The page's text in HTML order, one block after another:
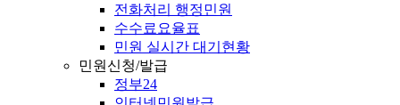
전화처리 행정민원
수수료요율표
민원 실시간 대기현황
민원신청/발급
정부24